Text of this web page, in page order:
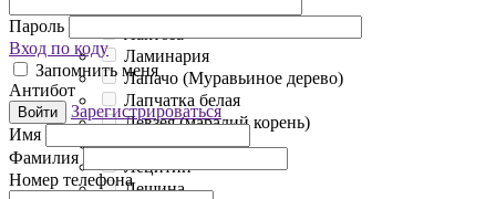
Лактобактерии
Лактоза
Ламинария
Лапачо (Муравьиное дерево)
Лапчатка белая
Левзея (маралий корень)
Лен семена
Лецитин
Лещина
Пароль
Вход по коду
Запомнить меня
Антибот
Войти
Зарегистрироваться
Имя
Фамилия
Номер телефона